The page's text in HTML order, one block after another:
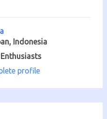
Indonesia
profile